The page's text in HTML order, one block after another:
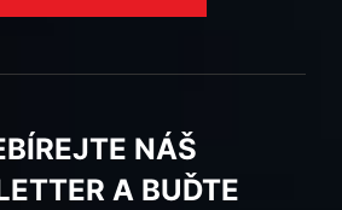
NÁŠ
A BUĎTE